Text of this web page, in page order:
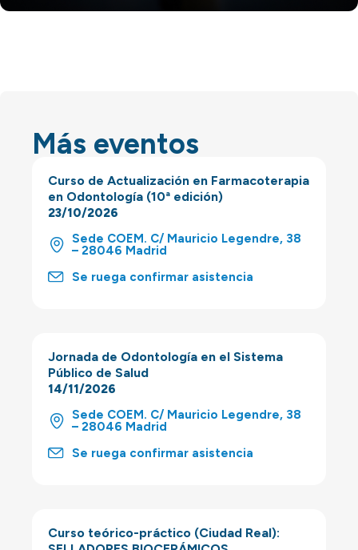
Más eventos
Curso de Actualización en Farmacoterapia
en Odontología (10ª edición)
23/10/2026
Sede COEM. C/ Mauricio Legendre, 38
– 28046 Madrid
Se ruega confirmar asistencia
Jornada de Odontología en el Sistema
Público de Salud
14/11/2026
Sede COEM. C/ Mauricio Legendre, 38
– 28046 Madrid
Se ruega confirmar asistencia
Curso teórico-práctico (Ciudad Real):